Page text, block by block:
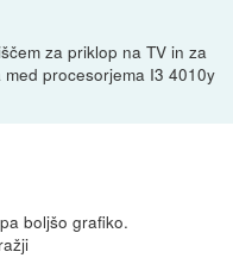
za priklop na TV in za
procesorjema I3 4010y
boljšo grafiko.